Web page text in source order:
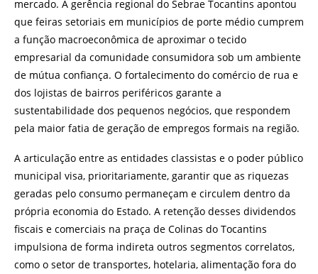
mercado. A gerência regional do Sebrae Tocantins apontou
que feiras setoriais em municípios de porte médio cumprem
a função macroeconômica de aproximar o tecido
empresarial da comunidade consumidora sob um ambiente
de mútua confiança. O fortalecimento do comércio de rua e
dos lojistas de bairros periféricos garante a
sustentabilidade dos pequenos negócios, que respondem
pela maior fatia de geração de empregos formais na região.
A articulação entre as entidades classistas e o poder público
municipal visa, prioritariamente, garantir que as riquezas
geradas pelo consumo permaneçam e circulem dentro da
própria economia do Estado. A retenção desses dividendos
fiscais e comerciais na praça de Colinas do Tocantins
impulsiona de forma indireta outros segmentos correlatos,
como o setor de transportes, hotelaria, alimentação fora do